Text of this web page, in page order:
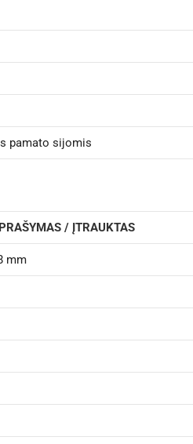
pamato sijomis
/ ĮTRAUKTAS
mm